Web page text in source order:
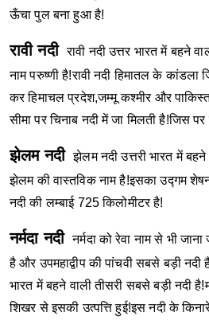
ऊँचा पुल बना हुआ है!
रावी नदी रावी नदी उत्तर भारत में बहने
नाम परुष्णी है!रावी नदी हिमातल के कांडला
कर हिमाचल प्रदेश,जम्मू कश्मीर और
सीमा पर चिनाब नदी में जा मिलती है!जिस
झेलम नदी झेलम नदी उत्तरी भारत में
झेलम की वास्तविक नाम है!इसका उद्गम
नदी की लम्बाई 725 किलोमीटर है!
नर्मदा नदी नर्मदा को रेवा नाम से भी
है और उपमहाद्वीप की पांचवी सबसे बड़ी नदी
भारत में बहने वाली तीसरी सबसे बड़ी नदी
शिखर से इसकी उत्पत्ति हुई!इस नदी के